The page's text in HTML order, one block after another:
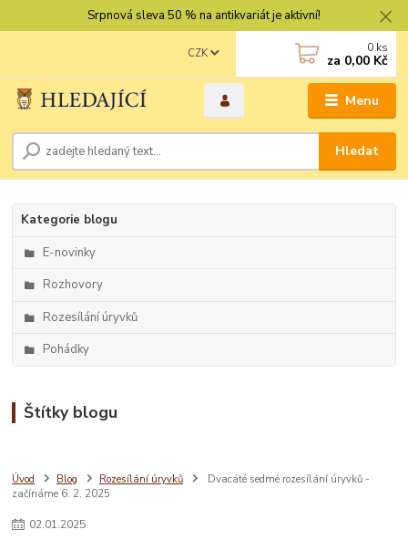
Srpnová sleva 50 % na antikvariát je aktivní!
Menu
CZK
Hledat
0 ks
za 0,00 Kč
Kategorie blogu
E-novinky
Rozhovory
Rozesílání úryvků
Pohádky
Štítky blogu
Úvod Blog Rozesílání úryvků
Dvacáté sedmé rozesílání úryvků -
začínáme 6. 2. 2025
02.01.2025